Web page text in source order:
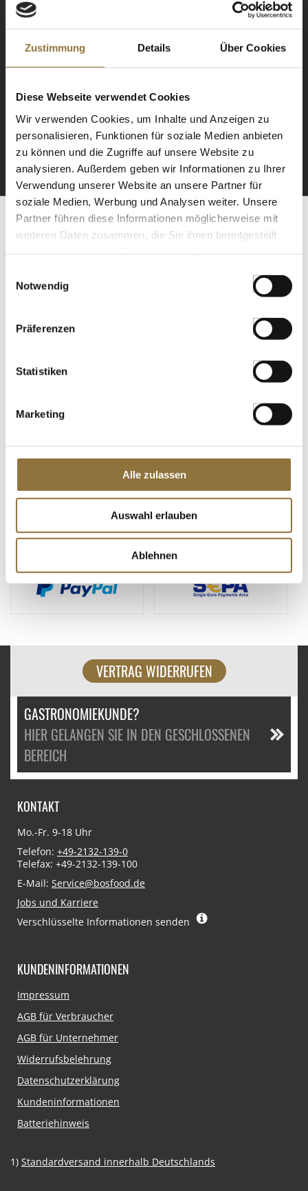
Zustimmung Details Über Cookies
Diese Webseite verwendet Cookies
Wir verwenden Cookies, um Inhalte und Anzeigen zu
personalisieren, Funktionen für soziale Medien anbieten
zu können und die Zugriffe auf unsere Website zu
analysieren. Außerdem geben wir Informationen zu Ihrer
Verwendung unserer Website an unsere Partner für
soziale Medien, Werbung und Analysen weiter. Unsere
Partner führen diese Informationen möglicherweise mit
weiteren Daten zusammen, die Sie ihnen bereitgestellt
Notwendig
Präferenzen
Statistiken
Marketing
Alle zulassen
Auswahl erlauben
Ablehnen
NEWSLETTER
Registrieren Sie sich für
unseren Newsletter.
ANMELDEN
ZERTIFIZIERT & SICHER EINKAUFEN
VERTRAG WIDERRUFEN
GASTRONOMIEKUNDE?
HIER GELANGEN SIE IN DEN GESCHLOSSENEN
BEREICH
KONTAKT
Mo.-Fr. 9-18 Uhr
Telefon: +49-2132-139-0
Telefax: +49-2132-139-100
E-Mail: Service@bosfood.de
Jobs und Karriere
Verschlüsselte Informationen senden
KUNDENINFORMATIONEN
Navigation
Impressum
AGB für Verbraucher
AGB für Unternehmer
Widerrufsbelehrung
Datenschutzerklärung
Kundeninformationen
Batteriehinweis
1) Standardversand innerhalb Deutschlands